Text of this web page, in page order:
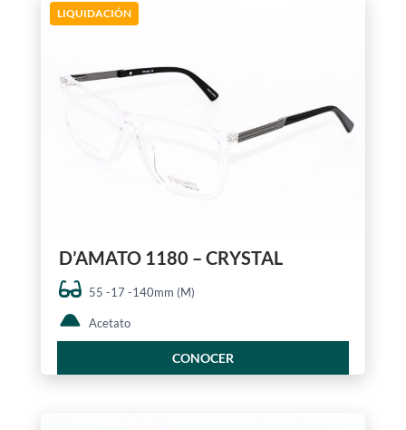
LIQUIDACIÓN
D’AMATO 1180 – CRYSTAL
55 -17 -140mm (M)
Acetato
CONOCER